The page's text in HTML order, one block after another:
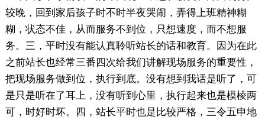
较晚，回到家后孩子时不时半夜哭闹，弄得上班精神糊
糊，状态不佳，从而服务不到位，只想速度，而不想服
务。三，平时没有能认真聆听站长的话和教育。因为在此
之前站长也经常三番四次给我们讲解现场服务的重要性，
把现场服务做到位，执行到底。没有想到我话是听了，可
是只是听在了耳上，没有听到心里，执行起来也是模棱两
可，时好时坏。四，站长平时也是比较严格，三令五申地